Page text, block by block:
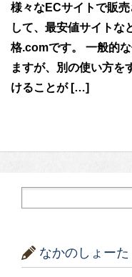
様々なECサイトで販
して、最安値サイトな
格.comです。 一般的
ますが、別の使い方を
けることが […]
なかのしょーた